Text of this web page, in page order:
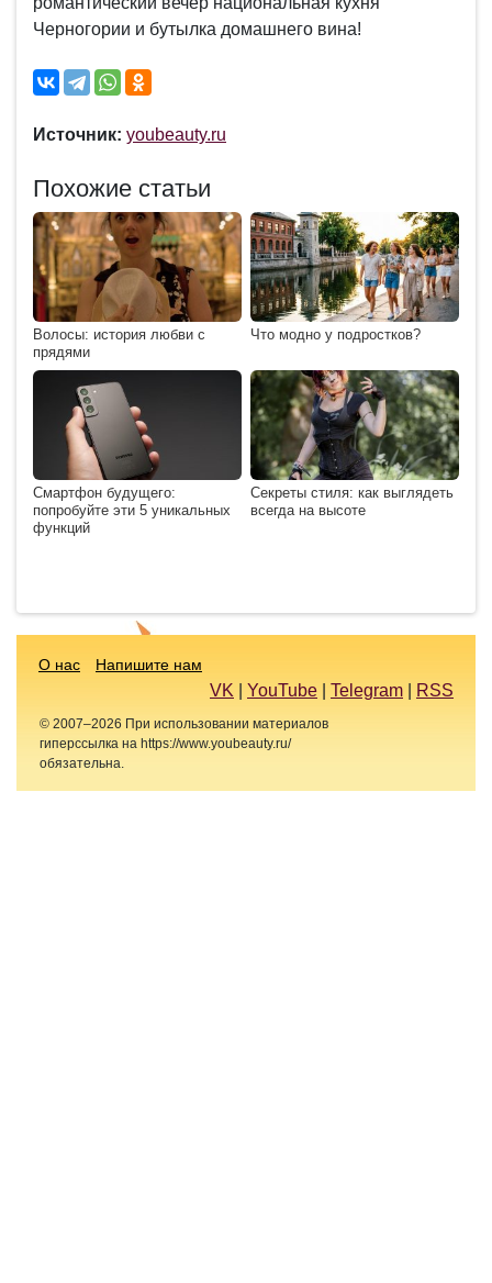
Черногории и бутылка домашнего вина!
Источник: youbeauty.ru
Похожие статьи
Волосы: история любви с
прядями
Что модно у подростков?
Смартфон будущего:
попробуйте эти 5 уникальных
функций
Секреты стиля: как выглядеть
всегда на высоте
О нас Напишите нам
VK YouTube Telegram RSS
© 2007–2026 При использовании материалов
гиперссылка на https://www.youbeauty.ru/
обязательна.